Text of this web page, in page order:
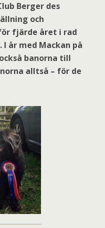
Berger des
och
fjärde året i rad
år med Mackan på
banorna till
alltså – för de